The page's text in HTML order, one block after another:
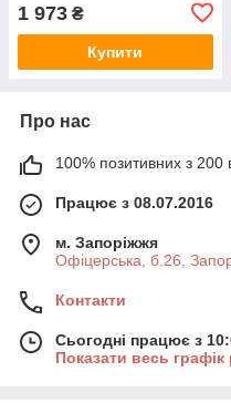
1 973 ₴
Купити
Про нас
100% позитивних з 200
Працює з 08.07.2016
м. Запоріжжя
Офіцерська, б.26,
Контакти
Сьогодні працює з
Показати весь графік